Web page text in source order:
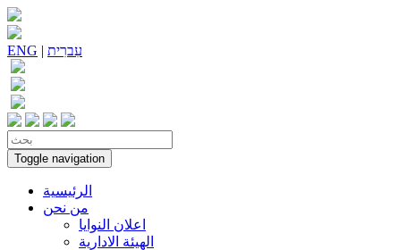
ENG | עִברִית
Toggle navigation
الرئيسية
من نحن
اعلان النوايا
الهيئة الادارية